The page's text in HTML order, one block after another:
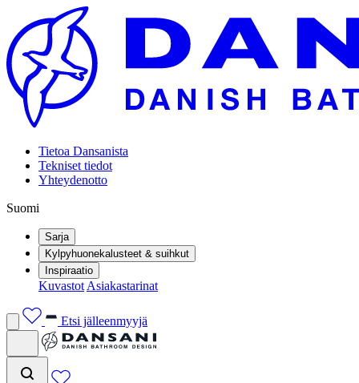
Tietoa Dansanista
Tekniset tiedot
Yhteydenotto
Suomi
Sarja
Kylpyhuonekalusteet & suihkut
Inspiraatio
Kuvastot Asiakastarinat
Etsi jälleenmyyjä